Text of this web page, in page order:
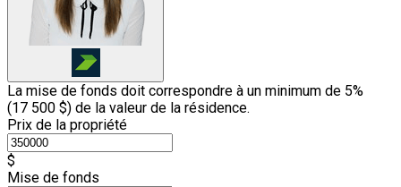
La mise de fonds doit correspondre à un minimum de 5%
(17 500 $) de la valeur de la résidence.
Prix de la propriété
$
Mise de fonds